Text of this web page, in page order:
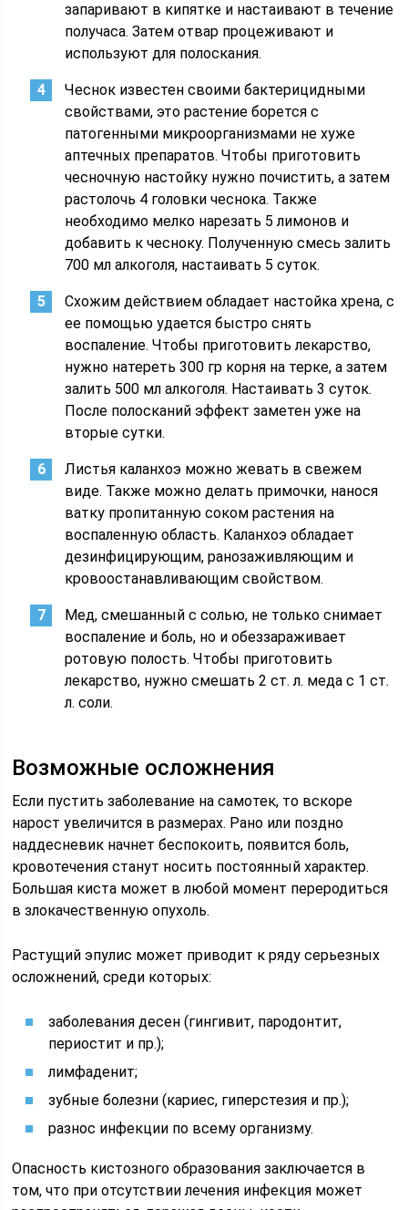
запаривают в кипятке и настаивают в течение
получаса. Затем отвар процеживают и
используют для полоскания.
Чеснок известен своими бактерицидными
свойствами, это растение борется с
патогенными микроорганизмами не хуже
аптечных препаратов. Чтобы приготовить
чесночную настойку нужно почистить, а затем
растолочь 4 головки чеснока. Также
необходимо мелко нарезать 5 лимонов и
добавить к чесноку. Полученную смесь залить
700 мл алкоголя, настаивать 5 суток.
Схожим действием обладает настойка хрена, с
ее помощью удается быстро снять
воспаление. Чтобы приготовить лекарство,
нужно натереть 300 гр корня на терке, а затем
залить 500 мл алкоголя. Настаивать 3 суток.
После полосканий эффект заметен уже на
вторые сутки.
Листья каланхоэ можно жевать в свежем
виде. Также можно делать примочки, нанося
ватку пропитанную соком растения на
воспаленную область. Каланхоэ обладает
дезинфицирующим, ранозаживляющим и
кровоостанавливающим свойством.
Мед, смешанный с солью, не только снимает
воспаление и боль, но и обеззараживает
ротовую полость. Чтобы приготовить
лекарство, нужно смешать 2 ст. л. меда с 1 ст.
л. соли.
Возможные осложнения
Если пустить заболевание на самотек, то вскоре
нарост увеличится в размерах. Рано или поздно
наддесневик начнет беспокоить, появится боль,
кровотечения станут носить постоянный характер.
Большая киста может в любой момент переродиться
в злокачественную опухоль.
Растущий эпулис может приводит к ряду серьезных
осложнений, среди которых:
заболевания десен (гингивит, пародонтит,
периостит и пр.);
лимфаденит;
зубные болезни (кариес, гиперстезия и пр.);
разнос инфекции по всему организму.
Опасность кистозного образования заключается в
том, что при отсутствии лечения инфекция может